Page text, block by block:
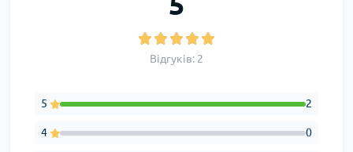
Відгуків: 2
5 2
4 0